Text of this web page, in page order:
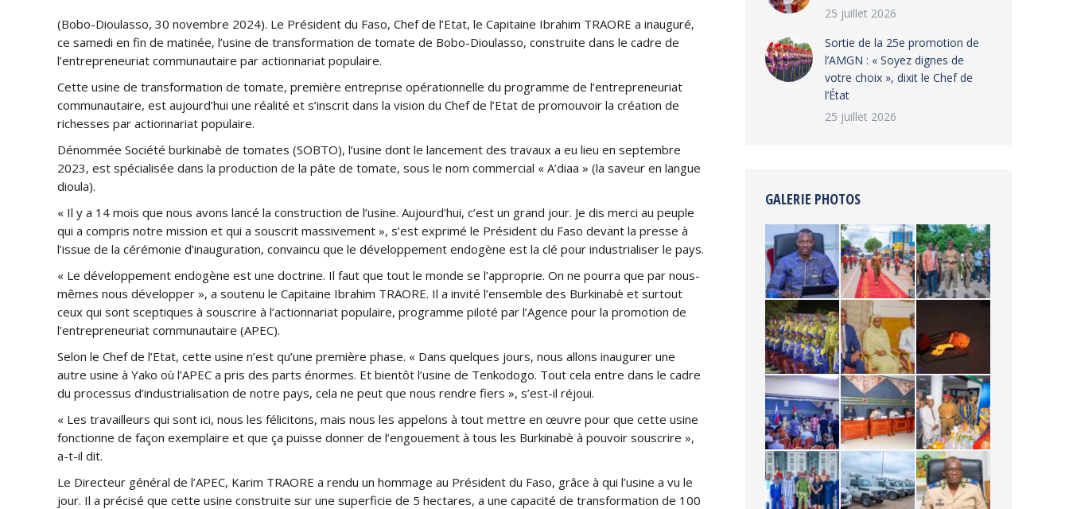
(Bobo-Dioulasso, 30 novembre 2024). Le Président du Faso, Chef de l’Etat, le Capitaine Ibrahim TRAORE a inauguré,
ce samedi en fin de matinée, l’usine de transformation de tomate de Bobo-Dioulasso, construite dans le cadre de
l’entrepreneuriat communautaire par actionnariat populaire.
Cette usine de transformation de tomate, première entreprise opérationnelle du programme de l’entrepreneuriat
communautaire, est aujourd’hui une réalité et s’inscrit dans la vision du Chef de l’Etat de promouvoir la création de
richesses par actionnariat populaire.
Dénommée Société burkinabè de tomates (SOBTO), l’usine dont le lancement des travaux a eu lieu en septembre
2023, est spécialisée dans la production de la pâte de tomate, sous le nom commercial « A’diaa » (la saveur en langue
dioula).
« Il y a 14 mois que nous avons lancé la construction de l’usine. Aujourd’hui, c’est un grand jour. Je dis merci au peuple
qui a compris notre mission et qui a souscrit massivement », s’est exprimé le Président du Faso devant la presse à
l’issue de la cérémonie d’inauguration, convaincu que le développement endogène est la clé pour industrialiser le pays.
« Le développement endogène est une doctrine. Il faut que tout le monde se l’approprie. On ne pourra que par nous-
mêmes nous développer », a soutenu le Capitaine Ibrahim TRAORE. Il a invité l’ensemble des Burkinabè et surtout
ceux qui sont sceptiques à souscrire à l’actionnariat populaire, programme piloté par l’Agence pour la promotion de
l’entrepreneuriat communautaire (APEC).
Selon le Chef de l’Etat, cette usine n’est qu’une première phase. « Dans quelques jours, nous allons inaugurer une
autre usine à Yako où l’APEC a pris des parts énormes. Et bientôt l’usine de Tenkodogo. Tout cela entre dans le cadre
du processus d’industrialisation de notre pays, cela ne peut que nous rendre fiers », s’est-il réjoui.
« Les travailleurs qui sont ici, nous les félicitons, mais nous les appelons à tout mettre en œuvre pour que cette usine
fonctionne de façon exemplaire et que ça puisse donner de l’engouement à tous les Burkinabè à pouvoir souscrire »,
a-t-il dit.
Le Directeur général de l’APEC, Karim TRAORE a rendu un hommage au Président du Faso, grâce à qui l’usine a vu le
jour. Il a précisé que cette usine construite sur une superficie de 5 hectares, a une capacité de transformation de 100
25 juillet 2026
‎Sortie de la 25e promotion de
l’AMGN : « Soyez dignes de
votre choix », dixit le Chef de
l’État
25 juillet 2026
GALERIE PHOTOS